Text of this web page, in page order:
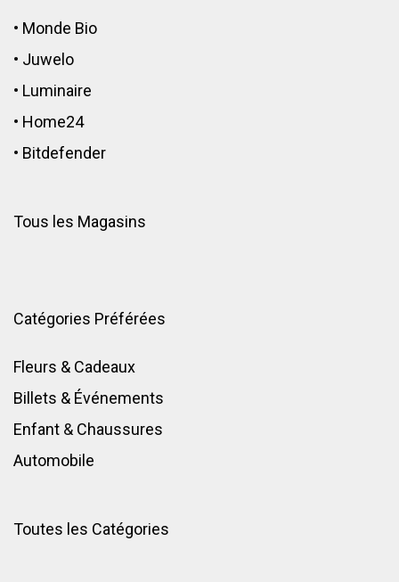
• Monde Bio
• Juwelo
• Luminaire
• Home24
• Bitdefender
Tous les Magasins
Catégories Préférées
Fleurs & Cadeaux
Billets & Événements
Enfant & Chaussures
Automobile
Toutes les Catégories